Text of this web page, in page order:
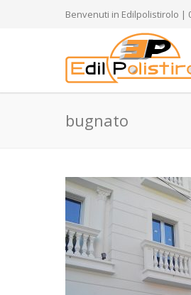
Benvenuti in Edilpolistirolo |
bugnato